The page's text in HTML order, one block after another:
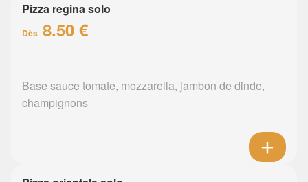
Pizza regina solo
Dès 8.50 €
Base sauce tomate, mozzarella, jambon de dinde,
champignons